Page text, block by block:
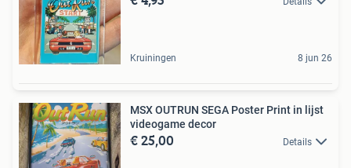
Kruiningen 8 jun 26
MSX OUTRUN SEGA Poster Print in lijst
videogame decor
€ 25,00 Details